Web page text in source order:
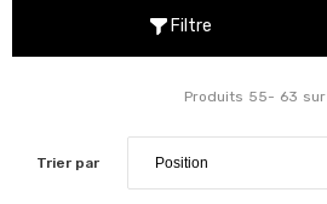
Filtre
Trier par
Produits 55- 63 sur